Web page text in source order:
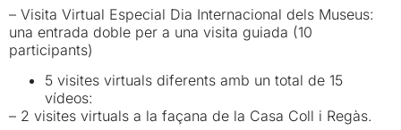
– Visita Virtual Especial Dia Internacional dels Museus:
una entrada doble per a una visita guiada (10
participants)
5 visites virtuals diferents amb un total de 15
vídeos:
– 2 visites virtuals a la façana de la Casa Coll i Regàs.